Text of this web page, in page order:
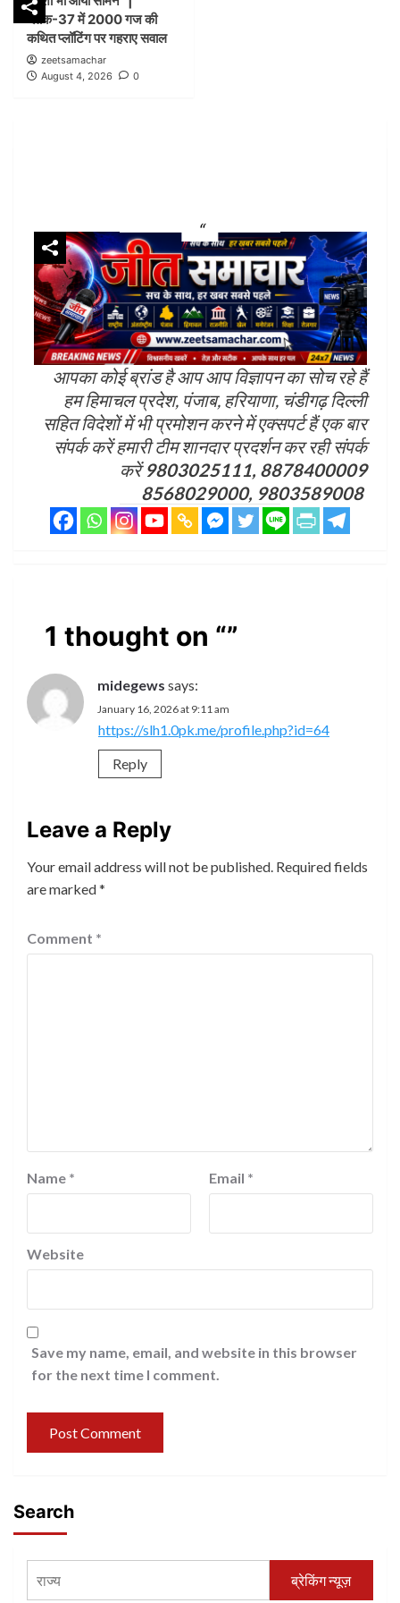
4
डम्मी निगम सदन लगाकर भाजपा का निगम प्रशासन पर हमला,
भेदभाव और भ्रष्टाचार के लगाए आरोप
ब्लॉक-37 में 2000 गज की
कथित प्लॉटिंग पर गहराए सवाल
zeetsamachar
August 4, 2026
0
आपका कोई ब्रांड है आप आप विज्ञापन का सोच रहे हैं
हम हिमाचल प्रदेश, पंजाब, हरियाणा, चंडीगढ़ दिल्ली
सहित विदेशों में भी प्रमोशन करने में एक्सपर्ट हैं एक बार
संपर्क करें हमारी टीम शानदार प्रदर्शन कर रही संपर्क
करें9803025111, 8878400009
8568029000, 9803589008
1 thought on “”
midegews says:
January 16, 2026 at 9:11 am
https://slh1.0pk.me/profile.php?id=64
Reply
Leave a Reply
Your email address will not be published. Required fields
are marked*
Comment *
Name * Email *
Website
Save my name, email, and website in this browser
for the next time I comment.
Search
ब्रेकिंग न्यूज़